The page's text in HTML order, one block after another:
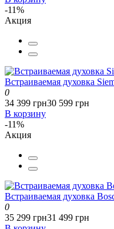
-11%
Акция
Встраиваемая духовка
0
34 399 грн30 599 грн
В корзину
-11%
Акция
Встраиваемая духовка
0
35 299 грн31 499 грн